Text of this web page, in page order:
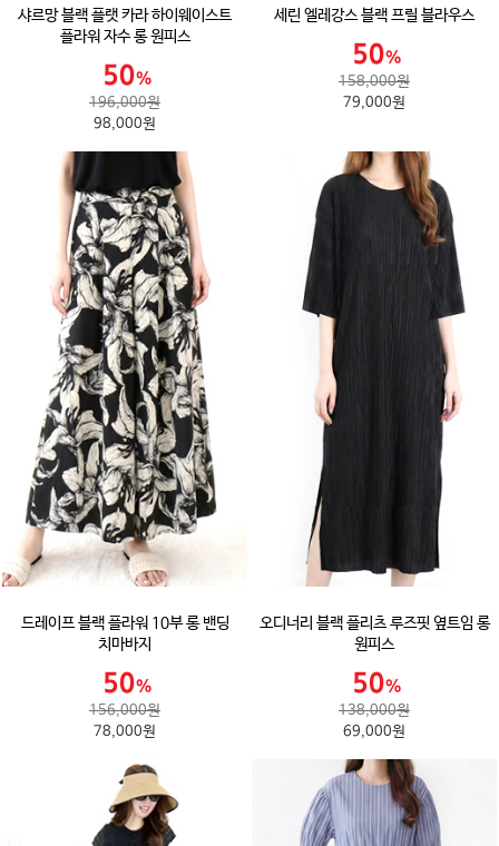
샤르망 블랙 플랫 카라 하이웨이스트
플라워 자수 롱 원피스
196,000원
98,000원
세린 엘레강스 블랙 프릴 블라우스
158,000원
79,000원
드레이프 블랙 플라워 10부 롱 밴딩
치마바지
156,000원
78,000원
오디너리 블랙 플리츠 루즈핏 옆트임 롱
원피스
138,000원
69,000원